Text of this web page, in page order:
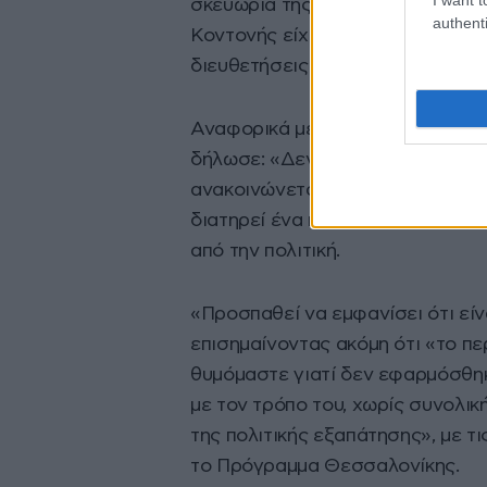
σκευωρία της Novartis, το
Κοντονής είχε πει ότι
διευθετήσεις».
Αναφορικά με τα δημοσκοπικά
δήλωσε: «Δεν βλέπω κάποια
ανακοινώνεται ένα κόμμα». Και,
διατηρεί ένα κοινό» αλλά με
από την πολιτική.
«Προσπαθεί να εμφανίσει ότι
επισημαίνοντας ακόμη ότι «το
θυμόμαστε γιατί δεν
με τον τρόπο του, χωρίς
της πολιτικής εξαπάτησης», με
το Πρόγραμμα Θεσσαλονίκης.